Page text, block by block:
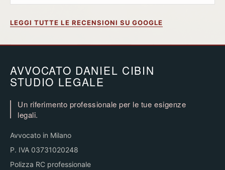
LEGGI TUTTE LE RECENSIONI SU GOOGLE
AVVOCATO DANIEL CIBIN
STUDIO LEGALE
Un riferimento professionale per le tue esigenze
legali.
Avvocato in Milano
P. IVA 03731020248
Polizza RC professionale